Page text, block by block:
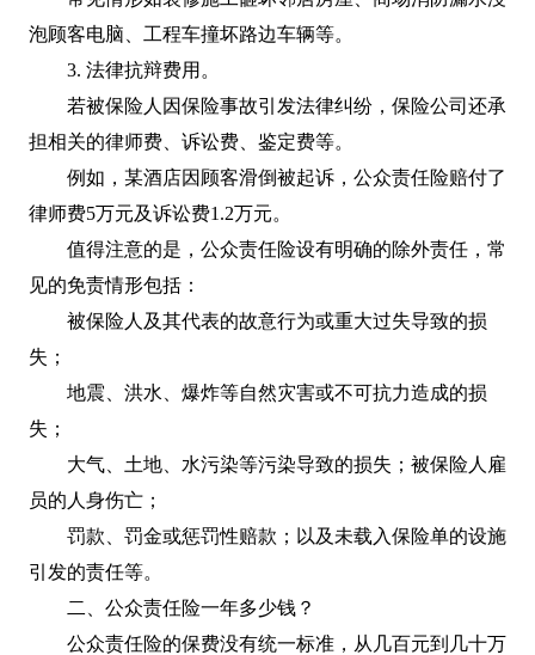
泡顾客电脑、工程车撞坏路边车辆等。
3. 法律抗辩费用。
若被保险人因保险事故引发法律纠纷，保险公司还承
担相关的律师费、诉讼费、鉴定费等。
例如，某酒店因顾客滑倒被起诉，公众责任险赔付了
律师费5万元及诉讼费1.2万元。
值得注意的是，公众责任险设有明确的除外责任，常
见的免责情形包括：
被保险人及其代表的故意行为或重大过失导致的损
失；
地震、洪水、爆炸等自然灾害或不可抗力造成的损
失；
大气、土地、水污染等污染导致的损失；被保险人雇
员的人身伤亡；
罚款、罚金或惩罚性赔款；以及未载入保险单的设施
引发的责任等。
二、公众责任险一年多少钱？
公众责任险的保费没有统一标准，从几百元到几十万